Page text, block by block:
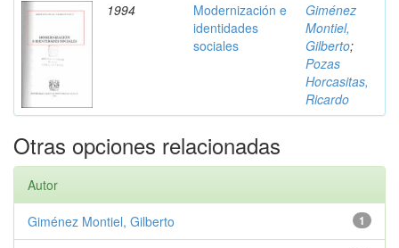
1994
Modernización e
identidades
sociales
Giménez
Montiel,
Gilberto;
Pozas
Horcasitas,
Ricardo
Otras opciones relacionadas
Autor
1
Giménez Montiel, Gilberto